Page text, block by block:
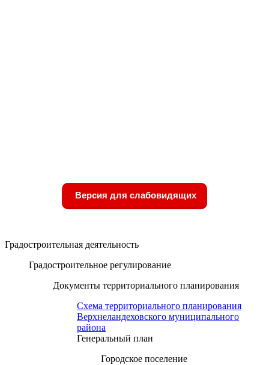
Версия для слабовидящих
Градостроительная деятельность
Градостроительное регулирование
Документы территориального планирования
Схема территориального планирования
Верхнеландеховского муниципального
района
Генеральный план
Городское поселение